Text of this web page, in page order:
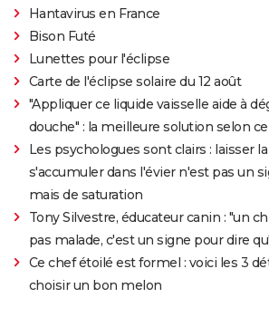
Hantavirus en France
Bison Futé
Lunettes pour l'éclipse
Carte de l'éclipse solaire du 12 août
"Appliquer ce liquide vaisselle aide à
douche" : la meilleure solution selon
Les psychologues sont clairs : laisser
s'accumuler dans l'évier n'est pas un
mais de saturation
Tony Silvestre, éducateur canin : "un
pas malade, c'est un signe pour dire
Ce chef étoilé est formel : voici les 3
choisir un bon melon